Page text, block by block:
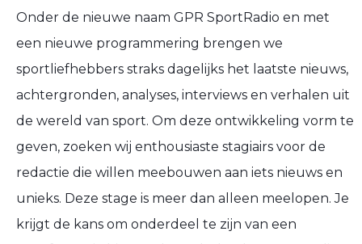
Onder de nieuwe naam GPR SportRadio en met
een nieuwe programmering brengen we
sportliefhebbers straks dagelijks het laatste nieuws,
achtergronden, analyses, interviews en verhalen uit
de wereld van sport. Om deze ontwikkeling vorm te
geven, zoeken wij enthousiaste stagiairs voor de
redactie die willen meebouwen aan iets nieuws en
unieks. Deze stage is meer dan alleen meelopen. Je
krijgt de kans om onderdeel te zijn van een